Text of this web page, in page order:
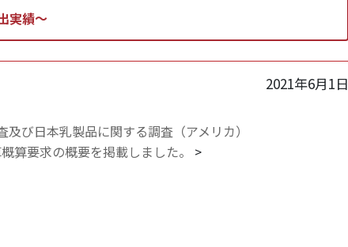
実績～
2021年6月1日
び日本乳製品に関する調査（アメリカ）
算要求の概要を掲載しました。
>